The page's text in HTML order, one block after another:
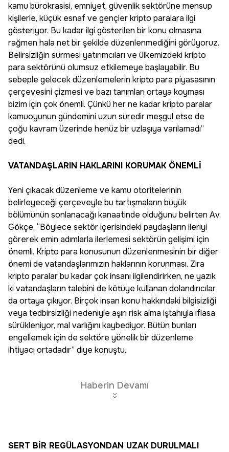
kamu bürokrasisi, emniyet, güvenlik sektörüne mensup
kişilerle, küçük esnaf ve gençler kripto paralara ilgi
gösteriyor. Bu kadar ilgi gösterilen bir konu olmasına
rağmen hala net bir şekilde düzenlenmediğini görüyoruz.
Belirsizliğin sürmesi yatırımcıları ve ülkemizdeki kripto
para sektörünü olumsuz etkilemeye başlayabilir. Bu
sebeple gelecek düzenlemelerin kripto para piyasasının
çerçevesini çizmesi ve bazı tanımları ortaya koyması
bizim için çok önemli. Çünkü her ne kadar kripto paralar
kamuoyunun gündemini uzun süredir meşgul etse de
çoğu kavram üzerinde henüz bir uzlaşıya varılamadı”
dedi.
VATANDAŞLARIN HAKLARINI KORUMAK ÖNEMLİ
Yeni çıkacak düzenleme ve kamu otoritelerinin
belirleyeceği çerçeveyle bu tartışmaların büyük
bölümünün sonlanacağı kanaatinde olduğunu belirten Av.
Gökçe, “Böylece sektör içerisindeki paydaşların ileriyi
görerek emin adımlarla ilerlemesi sektörün gelişimi için
önemli. Kripto para konusunun düzenlenmesinin bir diğer
önemi de vatandaşlarımızın haklarının korunması. Zira
kripto paralar bu kadar çok insanı ilgilendirirken, ne yazık
ki vatandaşların talebini de kötüye kullanan dolandırıcılar
da ortaya çıkıyor. Birçok insan konu hakkındaki bilgisizliği
veya tedbirsizliği nedeniyle aşırı risk alma iştahıyla iflasa
sürükleniyor, mal varlığını kaybediyor. Bütün bunları
engellemek için de sektöre yönelik bir düzenleme
ihtiyacı ortadadır” diye konuştu.
Haberin Devamı
SERT BİR REGÜLASYONDAN UZAK DURULMALI